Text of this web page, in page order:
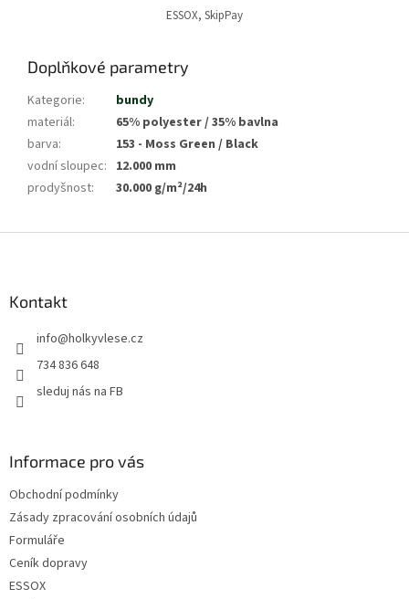
ESSOX, SkipPay
Doplňkové parametry
Kategorie:
bundy
materiál:
65% polyester / 35% bavlna
barva:
153 - Moss Green / Black
vodní sloupec: 12.000 mm
prodyšnost: 30.000 g/m²/24h
Kontakt
info@holkyvlese.cz
734 836 648
sleduj nás na FB
Informace pro vás
Obchodní podmínky
Zásady zpracování osobních údajů
Formuláře
Ceník dopravy
ESSOX